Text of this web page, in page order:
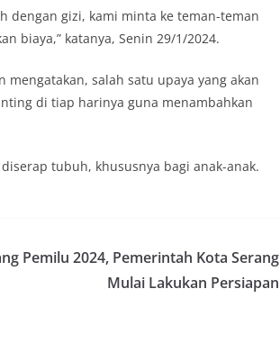
dengan gizi, kami minta ke teman-teman
biaya,” katanya, Senin 29/1/2024.
mengatakan, salah satu upaya yang akan
di tiap harinya guna menambahkan
tubuh, khususnya bagi anak-anak.
Pemilu 2024, Pemerintah Kota Serang
Mulai Lakukan Persiapan